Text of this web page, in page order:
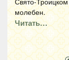
молебен.
Читать…